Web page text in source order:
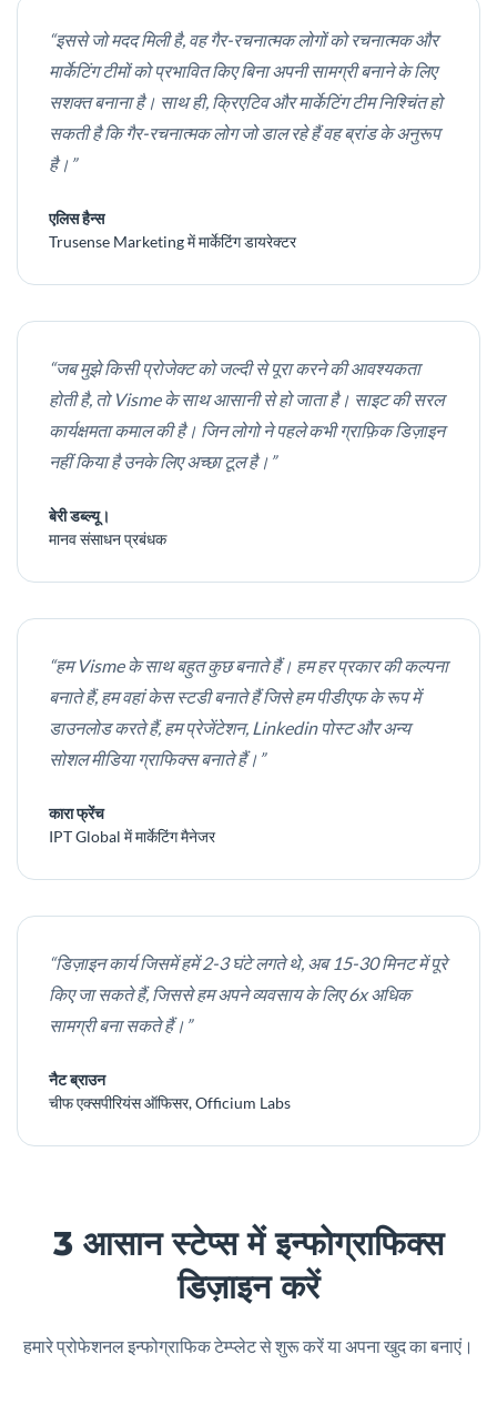
“इससे जो मदद मिली है, वह गैर-रचनात्मक लोगों को रचनात्मक और
मार्केटिंग टीमों को प्रभावित किए बिना अपनी सामग्री बनाने के लिए
सशक्त बनाना है। साथ ही, क्रिएटिव और मार्केटिंग टीम निश्चिंत हो
सकती है कि गैर-रचनात्मक लोग जो डाल रहे हैं वह ब्रांड के अनुरूप
है।”
एलिस हैन्स
Trusense Marketing में मार्केटिंग डायरेक्टर
“जब मुझे किसी प्रोजेक्ट को जल्दी से पूरा करने की आवश्यकता
होती है, तो Visme के साथ आसानी से हो जाता है। साइट की सरल
कार्यक्षमता कमाल की है। जिन लोगो ने पहले कभी ग्राफ़िक डिज़ाइन
नहीं किया है उनके लिए अच्छा टूल है।”
बेरी डब्ल्यू।
मानव संसाधन प्रबंधक
“हम Visme के साथ बहुत कुछ बनाते हैं। हम हर प्रकार की कल्पना
बनाते हैं, हम वहां केस स्टडी बनाते हैं जिसे हम पीडीएफ के रूप में
डाउनलोड करते हैं, हम प्रेजेंटेशन, Linkedin पोस्ट और अन्य
सोशल मीडिया ग्राफिक्स बनाते हैं।”
कारा फ्रेंच
IPT Global में मार्केटिंग मैनेजर
“डिज़ाइन कार्य जिसमें हमें 2-3 घंटे लगते थे, अब 15-30 मिनट में पूरे
किए जा सकते हैं, जिससे हम अपने व्यवसाय के लिए 6x अधिक
सामग्री बना सकते हैं।”
नैट ब्राउन
चीफ एक्सपीरियंस ऑफिसर, Officium Labs
3 आसान स्टेप्स में इन्फोग्राफिक्स
डिज़ाइन करें
हमारे प्रोफेशनल इन्फोग्राफिक टेम्प्लेट से शुरू करें या अपना खुद का बनाएं।